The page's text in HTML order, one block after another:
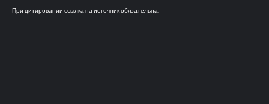
При цитировании ссылка на источник обязательна.